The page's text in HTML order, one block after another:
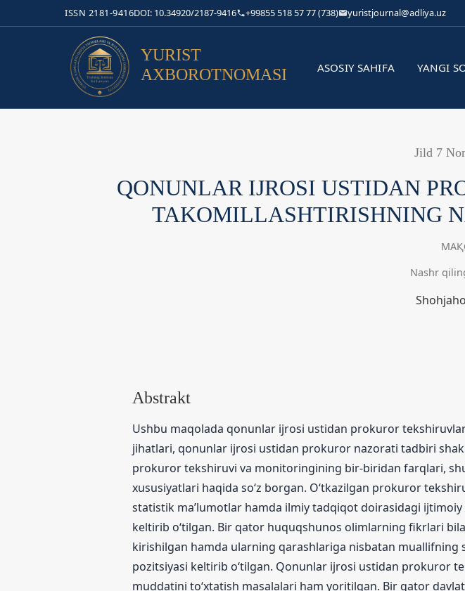
ISSN 2181-9416DOI: 10.34920/2187-9416 +99855 518 57 77 (738) yuristjournal@adliya.uz
YURIST
AXBOROTNOMASI
ASOSIY SAHIFA YANGI
Jild 7
QONUNLAR IJROSI USTIDAN
TAKOMILLASHTIRISHNING
Nashr
Abstrakt
Ushbu maqolada qonunlar ijrosi ustidan prokuror
jihatlari, qonunlar ijrosi ustidan prokuror nazorati tadbiri
prokuror tekshiruvi va monitoringining bir-biridan farqlari,
xususiyatlari haqida so‘z borgan. O‘tkazilgan prokuror
statistik maʼlumotlar hamda ilmiy tadqiqot doirasidagi ijtimoiy
keltirib o‘tilgan. Bir qator huquqshunos olimlarning fikrlari
kirishilgan hamda ularning qarashlariga nisbatan muallifning
pozitsiyasi keltirib o‘tilgan. Qonunlar ijrosi ustidan prokuror
muddatini to‘xtatish masalalari ham yoritilgan. Bir qator